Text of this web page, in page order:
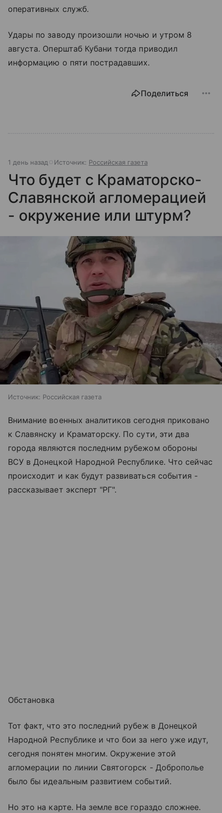
оперативных служб.
Удары по заводу произошли ночью и утром 8
августа. Оперштаб Кубани тогда приводил
информацию о пяти пострадавших.
Поделиться
1 день назад Источник: Российская газета
Что будет с Краматорско-
Славянской агломерацией
- окружение или штурм?
Источник: Российская газета
Внимание военных аналитиков сегодня приковано
к Славянску и Краматорску. По сути, эти два
города являются последним рубежом обороны
ВСУ в Донецкой Народной Республике. Что сейчас
происходит и как будут развиваться события -
рассказывает эксперт "РГ".
Обстановка
Тот факт, что это последний рубеж в Донецкой
Народной Республике и что бои за него уже идут,
сегодня понятен многим. Окружение этой
агломерации по линии Святогорск - Доброполье
было бы идеальным развитием событий.
Но это на карте. На земле все гораздо сложнее.